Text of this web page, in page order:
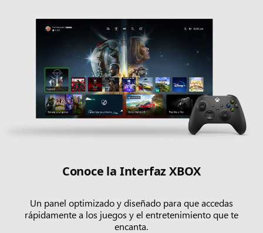
Conoce la Interfaz XBOX
Un panel optimizado y diseñado para que accedas
rápidamente a los juegos y el entretenimiento que te
encanta.